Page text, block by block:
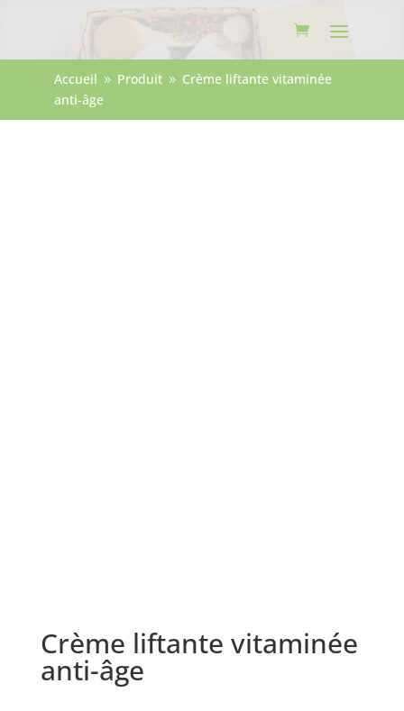
Accueil 9 Produit 9 Crème liftante vitaminée
anti-âge
Crème liftante vitaminée
anti-âge